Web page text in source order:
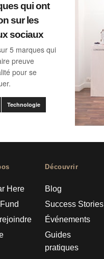
qui ont
sur les
sociaux
5 marques qui
preuve
pour se
Technologie
Here
Découvrir
Blog
Success Stories
Événements
Guides
pratiques